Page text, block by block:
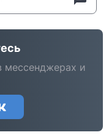
мессенджерах и